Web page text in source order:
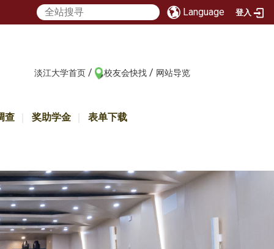
Language 登入
淡江大学首页 / 校友会快找 / 网站导览
查 奖助学金 表单下载